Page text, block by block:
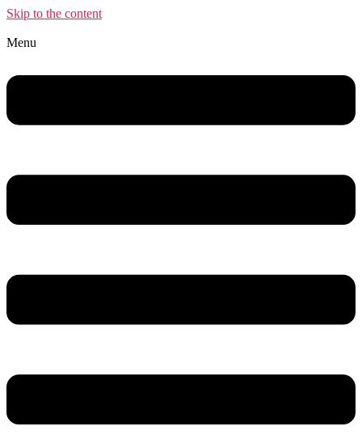
Skip to the content
Menu